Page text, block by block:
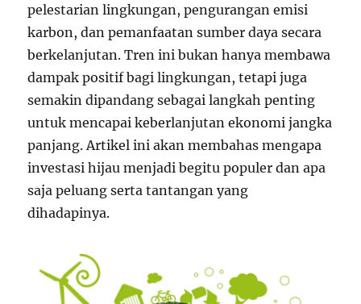
pelestarian lingkungan, pengurangan emisi
karbon, dan pemanfaatan sumber daya secara
berkelanjutan. Tren ini bukan hanya membawa
dampak positif bagi lingkungan, tetapi juga
semakin dipandang sebagai langkah penting
untuk mencapai keberlanjutan ekonomi jangka
panjang. Artikel ini akan membahas mengapa
investasi hijau menjadi begitu populer dan apa
saja peluang serta tantangan yang
dihadapinya.